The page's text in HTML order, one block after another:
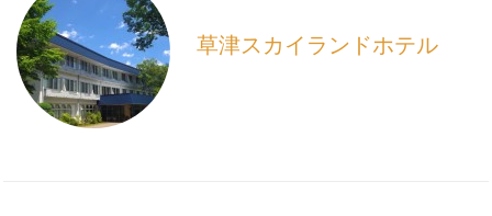
o
k
草津スカイランドホテル